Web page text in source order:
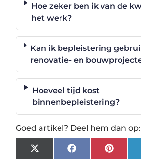
Hoe zeker ben ik van de
het werk?
Kan ik bepleistering
renovatie- en
Hoeveel tijd kost
binnenbepleistering?
Goed artikel? Deel hem dan op:
X
(Twitter)
Facebook